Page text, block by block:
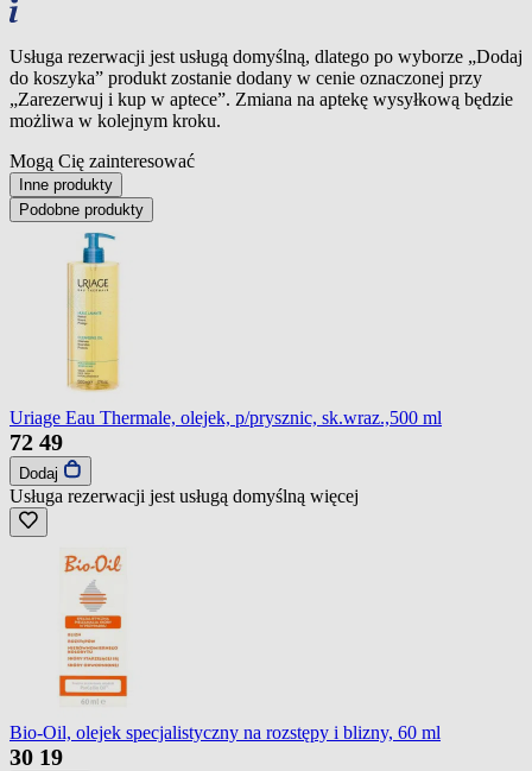
Usługa rezerwacji jest usługą domyślną, dlatego po wyborze „Dodaj
do koszyka” produkt zostanie dodany w cenie oznaczonej przy
„Zarezerwuj i kup w aptece”. Zmiana na aptekę wysyłkową będzie
możliwa w kolejnym kroku.
Mogą Cię zainteresować
Inne produkty
Podobne produkty
Uriage Eau Thermale, olejek, p/prysznic, sk.wraz.,500 ml
72 49
Dodaj
Usługa rezerwacji jest usługą domyślną więcej
Bio-Oil, olejek specjalistyczny na rozstępy i blizny, 60 ml
30 19